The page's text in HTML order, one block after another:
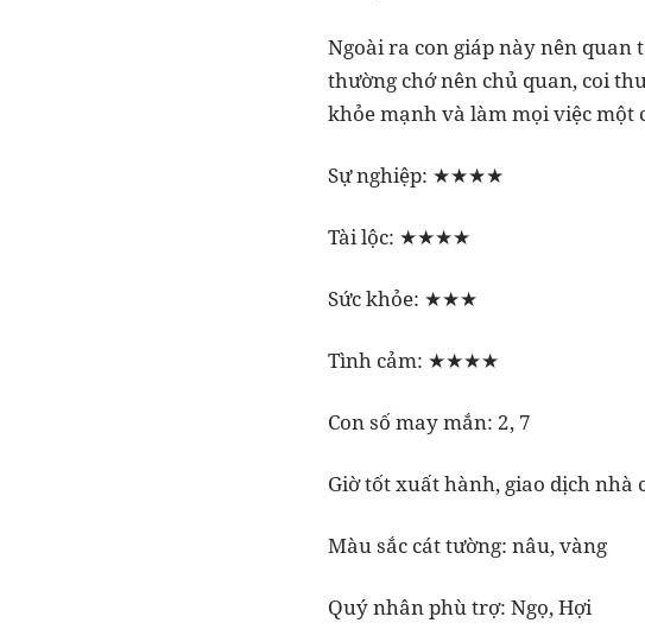
Ngoài ra con giáp này nên quan
thường chớ nên chủ quan, coi
khỏe mạnh và làm mọi việc một
Sự nghiệp: ★★★★
Tài lộc: ★★★★
Sức khỏe: ★★★
Tình cảm: ★★★★
Con số may mắn: 2, 7
Giờ tốt xuất hành, giao dịch nhà
Màu sắc cát tường: nâu, vàng
Quý nhân phù trợ: Ngọ, Hợi